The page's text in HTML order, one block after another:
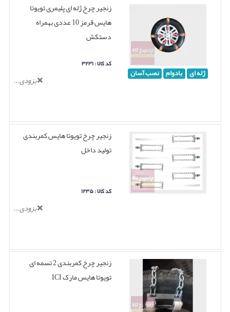
ژله ای بادوام نصب آسان
زنجیر چرخ ژله ای پلیمری تویوتا
هایس قرمز 10 عددی بهمراه
دستکش
کد کالا : ۳۲۳۱
بزودی...
زنجیر چرخ تویوتا هایس کمربندی
تولید داخل
کد کالا : ۱۲۳۵
بزودی...
زنجیر چرخ کمربندی 2 تسمه ای
تویوتا هایس مارک ICI